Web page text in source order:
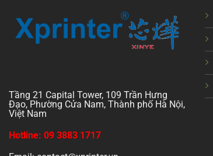
Tầng 21 Capital Tower, 109 Trần Hưng
Đạo, Phường Cửa Nam, Thành phố Hà Nội,
Việt Nam
Hotline: 09 3883 1717